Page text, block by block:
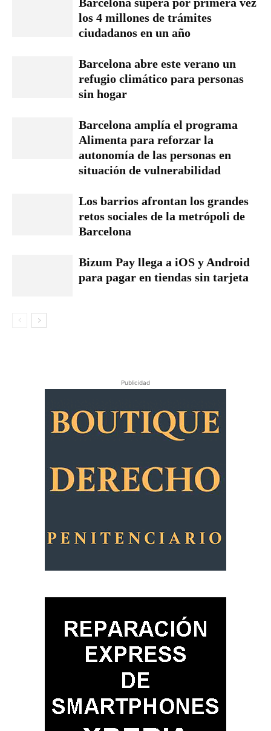
los 4 millones de trámites
ciudadanos en un año
Barcelona abre este verano un
refugio climático para personas
sin hogar
Barcelona amplía el programa
Alimenta para reforzar la
autonomía de las personas en
situación de vulnerabilidad
Los barrios afrontan los grandes
retos sociales de la metrópoli de
Barcelona
Bizum Pay llega a iOS y Android
para pagar en tiendas sin tarjeta
Publicidad